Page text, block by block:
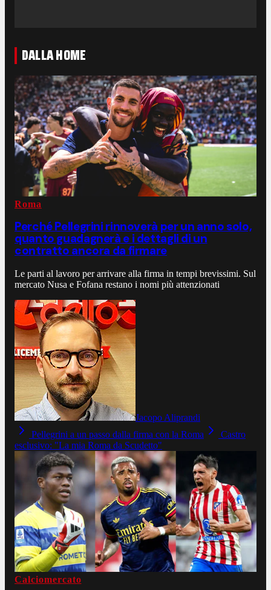
DALLA HOME
Roma
Perché Pellegrini rinnoverà per un anno solo,
quanto guadagnerà e i dettagli di un
contratto ancora da firmare
Le parti al lavoro per arrivare alla firma in tempi brevissimi. Sul
mercato Nusa e Fofana restano i nomi più attenzionati
Jacopo Aliprandi
Pellegrini a un passo dalla firma con la Roma
Castro
esclusivo: "La mia Roma da Scudetto"
Calciomercato